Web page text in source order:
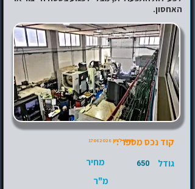
האחסון.
ראשון לציון 17062026
קוד נכס מספר :
גודל
650
מחיר
מ"ר